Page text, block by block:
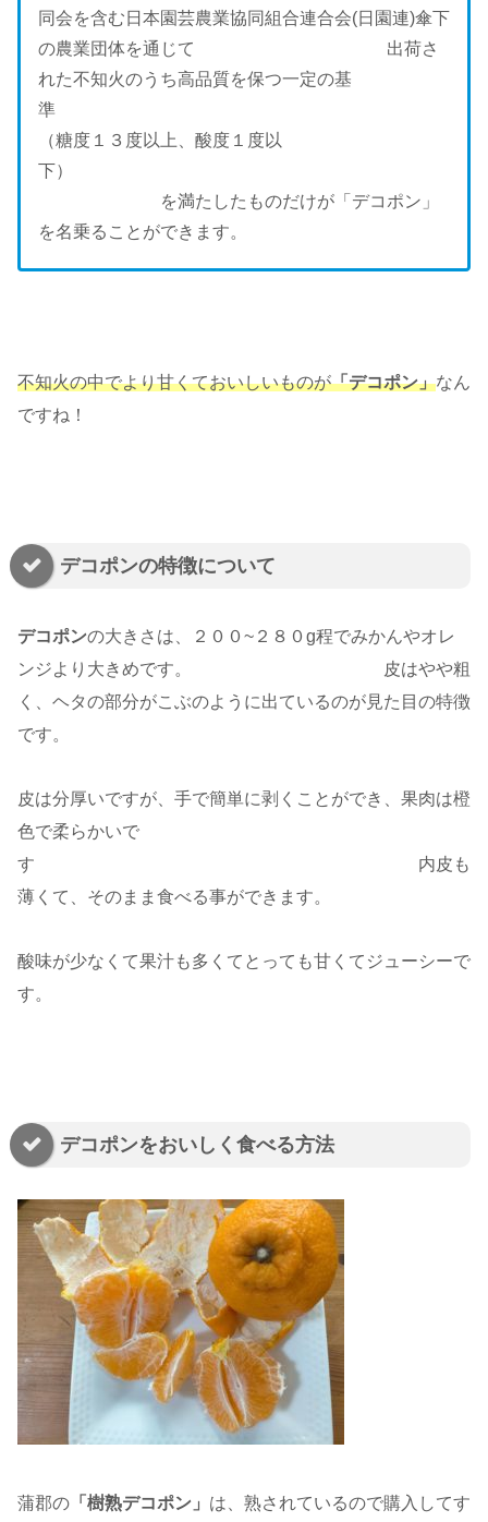
同会を含む日本園芸農業協同組合連合会(日園連)傘下
の農業団体を通じて 出荷さ
れた不知火のうち高品質を保つ一定の基
準
（糖度１３度以上、酸度１度以
下）
を満たしたものだけが「デコポン」
を名乗ることができます。
不知火の中でより甘くておいしいものが「デコポン」なん
ですね！
デコポンの特徴について
デコポンの大きさは、２００~２８０g程でみかんやオレ
ンジより大きめです。 皮はやや粗
く、ヘタの部分がこぶのように出ているのが見た目の特徴
です。
皮は分厚いですが、手で簡単に剥くことができ、果肉は橙
色で柔らかいで
す 内皮も
薄くて、そのまま食べる事ができます。
酸味が少なくて果汁も多くてとっても甘くてジューシーで
す。
デコポンをおいしく食べる方法
蒲郡の 「樹熟デコポン」 は、熟されているので購入してす